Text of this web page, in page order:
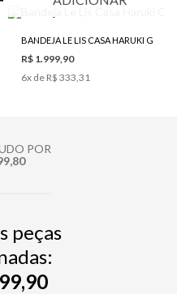
BANDEJA LE LIS CASA HARUKI G
R$ 1.999,90
6x de R$ 333,31
POR
peças